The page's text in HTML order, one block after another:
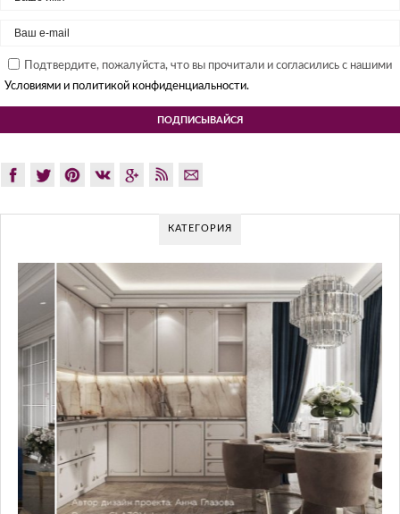
Подтвердите, пожалуйста, что вы прочитали и согласились с нашими
Условиями и политикой конфиденциальности.
КАТЕГОРИЯ